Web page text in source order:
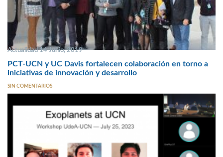
Actualidad 14 Junio, 2019
PCT-UCN y UC Davis fortalecen colaboración en torno a
iniciativas de innovación y desarrollo
SIN COMENTARIOS